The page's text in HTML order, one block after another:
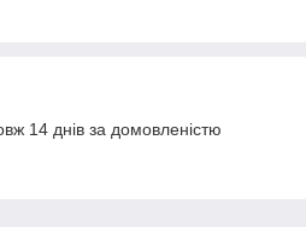
14 днів за домовленістю